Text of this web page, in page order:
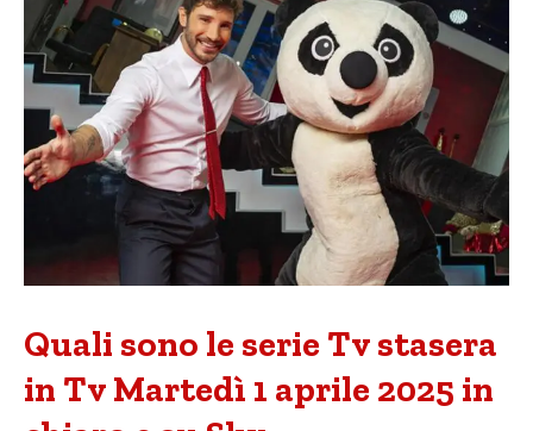
Quali sono le serie Tv stasera
in Tv Martedì 1 aprile 2025 in